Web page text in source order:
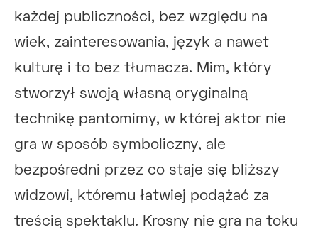
każdej publiczności, bez względu na
wiek, zainteresowania, język a nawet
kulturę i to bez tłumacza. Mim, który
stworzył swoją własną oryginalną
technikę pantomimy, w której aktor nie
gra w sposób symboliczny, ale
bezpośredni przez co staje się bliższy
widzowi, któremu łatwiej podążać za
treścią spektaklu. Krosny nie gra na toku